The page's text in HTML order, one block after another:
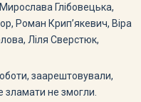
Глібовецька,
Роман Крип’якевич, Віра
Ліля Сверстюк,
заарештовували,
не змогли.